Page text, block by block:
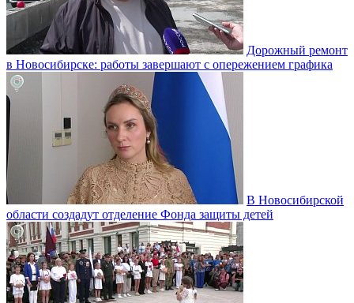
Дорожный ремонт
в Новосибирске: работы завершают с опережением графика
В Новосибирской
области создадут отделение Фонда защиты детей